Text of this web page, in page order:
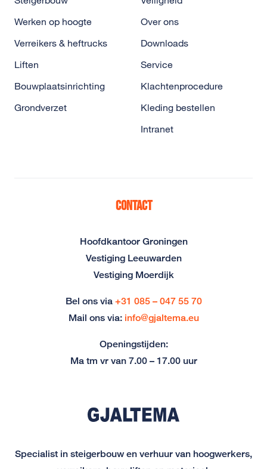
Specialist in steigerbouw en verhuur van hoogwerkers,
Werken op hoogte
Verreikers & heftrucks
Liften
Bouwplaatsinrichting
Grondverzet
Over ons
Downloads
Service
Klachtenprocedure
Kleding bestellen
Intranet
Contact
Hoofdkantoor Groningen
Vestiging Leeuwarden
Vestiging Moerdijk
Bel ons via +31 085 – 047 55 70
Mail ons via: info@gjaltema.eu
Openingstijden:
Ma tm vr van 7.00 – 17.00 uur